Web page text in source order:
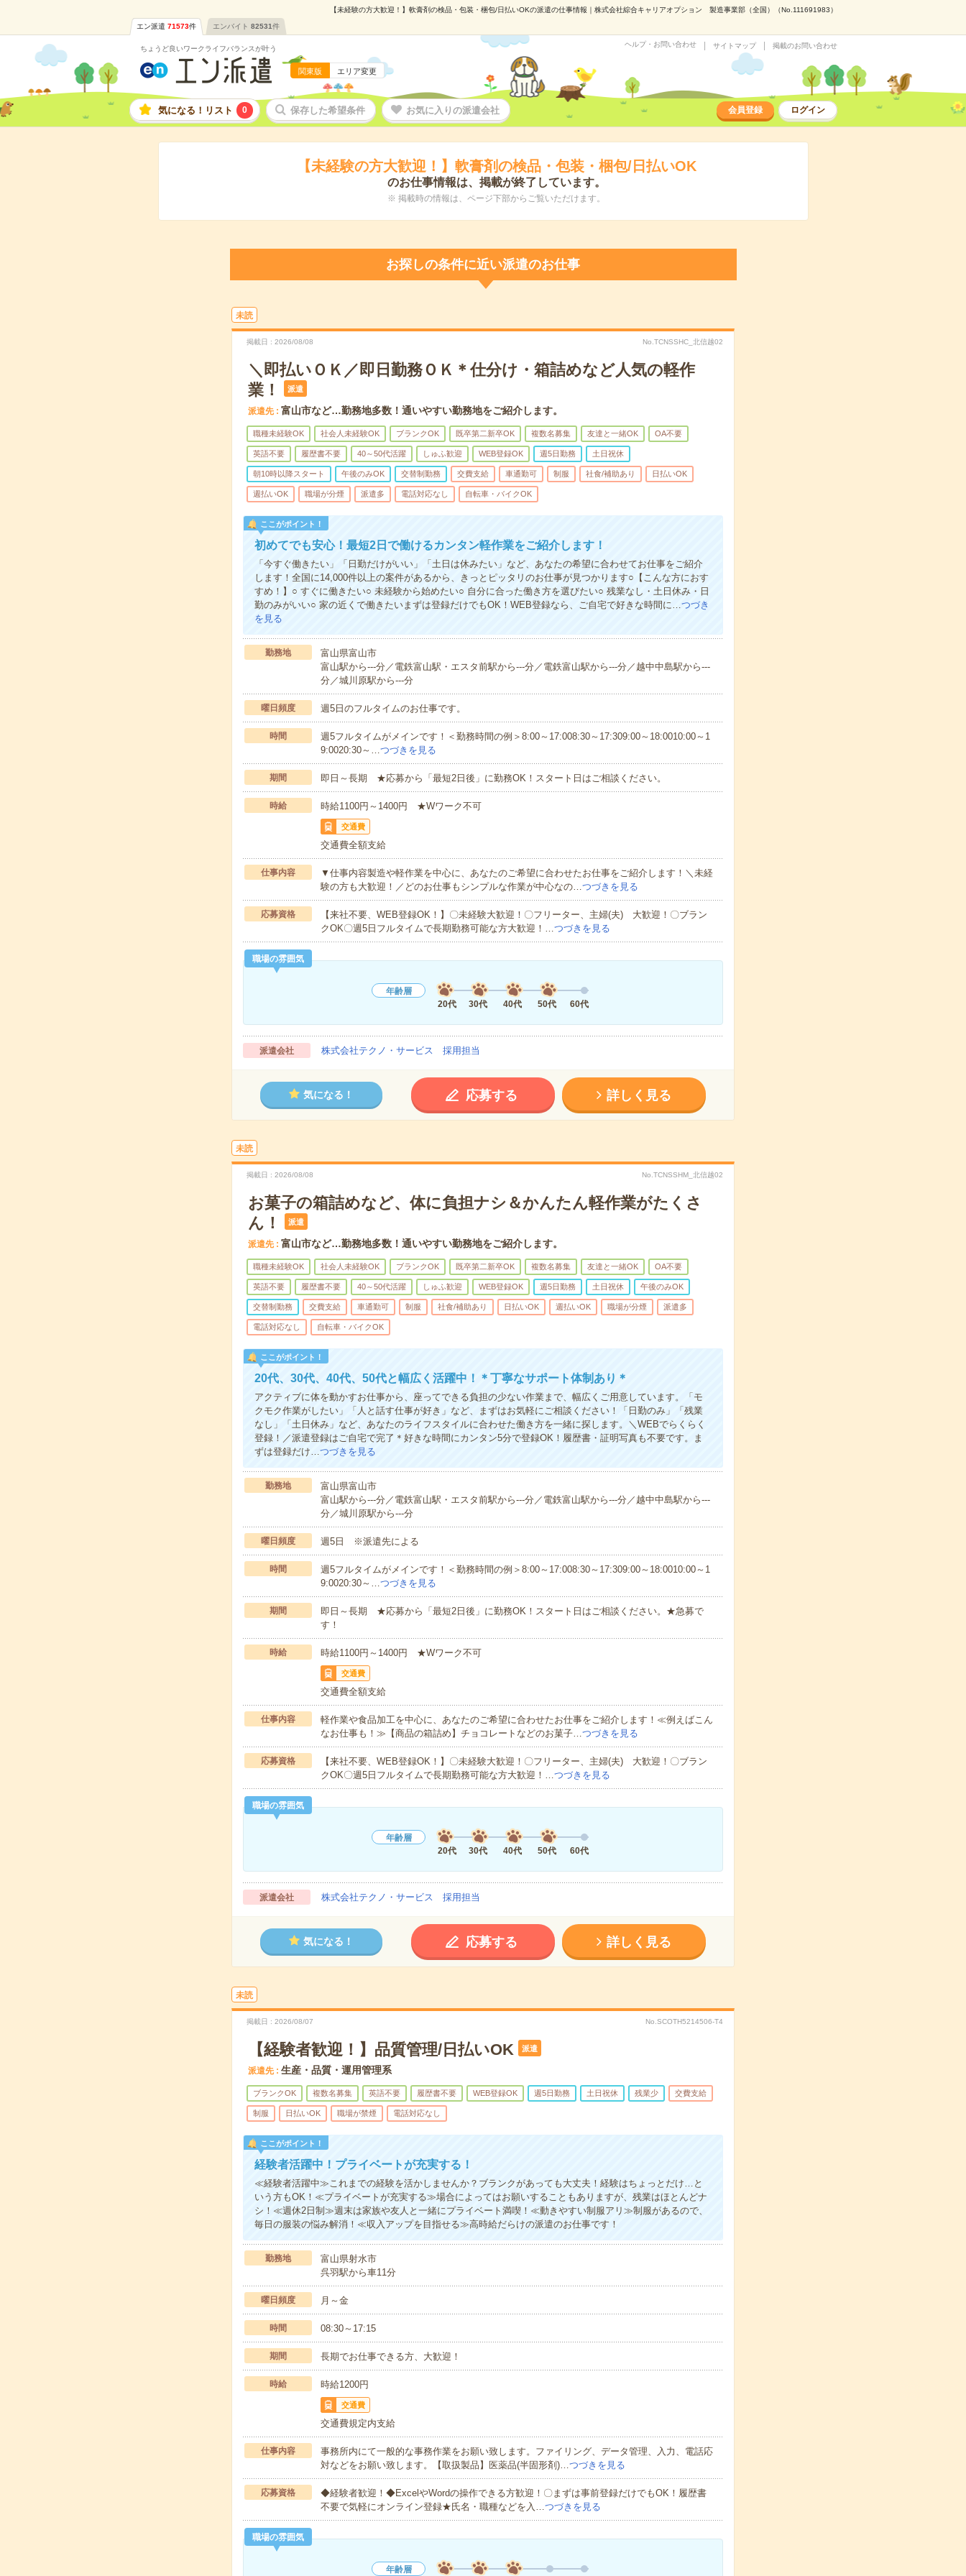
【未経験の方大歓迎！】軟膏剤の検品・包装・梱包/日払いOKの派遣の仕事情報｜株式会社綜合キャリアオプション 製造事業部（全国）（No.111691983）
エン派遣 71573件 エンバイト 82531件
ちょうど良いワークライフバランスが叶う
関東版 エリア変更
ヘルプ・お問い合わせ サイトマップ 掲載のお問い合わせ
気になる！リスト 0 保存した希望条件 お気に入りの派遣会社 会員登録 ログイン
【未経験の方大歓迎！】軟膏剤の検品・包装・梱包/日払いOK
のお仕事情報は、掲載が終了しています。
※ 掲載時の情報は、ページ下部からご覧いただけます。
お探しの条件に近い派遣のお仕事
未読
掲載日 2026/08/08 No.TCNSSHC_北信越02
＼即払いＯＫ／即日勤務ＯＫ＊仕分け・箱詰めなど人気の軽作
業！
派遣
派遣先 富山市など…勤務地多数！通いやすい勤務地をご紹介します。
職種未経験OK 社会人未経験OK ブランクOK 既卒第二新卒OK 複数名募集 友達と一緒OK OA不要
英語不要 履歴書不要 40～50代活躍 しゅふ歓迎 WEB登録OK 週5日勤務 土日祝休
朝10時以降スタート 午後のみOK 交替制勤務 交費支給 車通勤可 制服 社食/補助あり 日払いOK
週払いOK 職場が分煙 派遣多 電話対応なし 自転車・バイクOK
ここがポイント！
初めてでも安心！最短2日で働けるカンタン軽作業をご紹介します！
「今すぐ働きたい」「日勤だけがいい」「土日は休みたい」など、あなたの希望に合わせてお仕事をご紹介
します！全国に14,000件以上の案件があるから、きっとピッタリのお仕事が見つかります○【こんな方におす
すめ！】○ すぐに働きたい○ 未経験から始めたい○ 自分に合った働き方を選びたい○ 残業なし・土日休み・日
勤のみがいい○ 家の近くで働きたいまずは登録だけでもOK！WEB登録なら、ご自宅で好きな時間に…つづき
を見る
勤務地
富山県富山市
富山駅から---分／電鉄富山駅・エスタ前駅から---分／電鉄富山駅から---分／越中中島駅から---
分／城川原駅から---分
曜日頻度 週5日のフルタイムのお仕事です。
時間
週5フルタイムがメインです！＜勤務時間の例＞8:00～17:008:30～17:309:00～18:0010:00～1
9:0020:30～…つづきを見る
期間 即日～長期 ★応募から「最短2日後」に勤務OK！スタート日はご相談ください。
時給 時給1100円～1400円 ★Wワーク不可
交通費
交通費全額支給
仕事内容
▼仕事内容製造や軽作業を中心に、あなたのご希望に合わせたお仕事をご紹介します！＼未経
験の方も大歓迎！／どのお仕事もシンプルな作業が中心なの…つづきを見る
応募資格
【来社不要、WEB登録OK！】〇未経験大歓迎！〇フリーター、主婦(夫) 大歓迎！〇ブラン
クOK〇週5日フルタイムで長期勤務可能な方大歓迎！…つづきを見る
職場の雰囲気
年齢層
20代
30代 40代 50代 60代
派遣会社 株式会社テクノ・サービス 採用担当
気になる！ 応募する 詳しく見る
未読
掲載日 2026/08/08 No.TCNSSHM_北信越02
お菓子の箱詰めなど、体に負担ナシ＆かんたん軽作業がたくさ
ん！
派遣
派遣先 富山市など…勤務地多数！通いやすい勤務地をご紹介します。
職種未経験OK 社会人未経験OK ブランクOK 既卒第二新卒OK 複数名募集 友達と一緒OK OA不要
英語不要 履歴書不要 40～50代活躍 しゅふ歓迎 WEB登録OK 週5日勤務 土日祝休 午後のみOK
交替制勤務 交費支給 車通勤可 制服 社食/補助あり 日払いOK 週払いOK 職場が分煙 派遣多
電話対応なし 自転車・バイクOK
ここがポイント！
20代、30代、40代、50代と幅広く活躍中！＊丁寧なサポート体制あり＊
アクティブに体を動かすお仕事から、座ってできる負担の少ない作業まで、幅広くご用意しています。「モ
クモク作業がしたい」「人と話す仕事が好き」など、まずはお気軽にご相談ください！「日勤のみ」「残業
なし」「土日休み」など、あなたのライフスタイルに合わせた働き方を一緒に探します。＼WEBでらくらく
登録！／派遣登録はご自宅で完了＊好きな時間にカンタン5分で登録OK！履歴書・証明写真も不要です。ま
ずは登録だけ…つづきを見る
勤務地
富山県富山市
富山駅から---分／電鉄富山駅・エスタ前駅から---分／電鉄富山駅から---分／越中中島駅から---
分／城川原駅から---分
曜日頻度 週5日 ※派遣先による
時間
週5フルタイムがメインです！＜勤務時間の例＞8:00～17:008:30～17:309:00～18:0010:00～1
9:0020:30～…つづきを見る
期間
即日～長期 ★応募から「最短2日後」に勤務OK！スタート日はご相談ください。★急募で
す！
時給 時給1100円～1400円 ★Wワーク不可
交通費
交通費全額支給
仕事内容
軽作業や食品加工を中心に、あなたのご希望に合わせたお仕事をご紹介します！≪例えばこん
なお仕事も！≫【商品の箱詰め】チョコレートなどのお菓子…つづきを見る
応募資格
【来社不要、WEB登録OK！】〇未経験大歓迎！〇フリーター、主婦(夫) 大歓迎！〇ブラン
クOK〇週5日フルタイムで長期勤務可能な方大歓迎！…つづきを見る
職場の雰囲気
年齢層
20代
30代 40代 50代 60代
派遣会社 株式会社テクノ・サービス 採用担当
気になる！ 応募する 詳しく見る
未読
掲載日 2026/08/07 No.SCOTH5214506-T4
【経験者歓迎！】品質管理/日払いOK 派遣
派遣先 生産・品質・運用管理系
ブランクOK 複数名募集 英語不要 履歴書不要 WEB登録OK 週5日勤務 土日祝休 残業少 交費支給
制服 日払いOK 職場が禁煙 電話対応なし
ここがポイント！
経験者活躍中！プライベートが充実する！
≪経験者活躍中≫これまでの経験を活かしませんか？ブランクがあっても大丈夫！経験はちょっとだけ…と
いう方もOK！≪プライベートが充実する≫場合によってはお願いすることもありますが、残業はほとんどナ
シ！≪週休2日制≫週末は家族や友人と一緒にプライベート満喫！≪動きやすい制服アリ≫制服があるので、
毎日の服装の悩み解消！≪収入アップを目指せる≫高時給だらけの派遣のお仕事です！
勤務地
富山県射水市
呉羽駅から車11分
曜日頻度 月～金
時間 08:30～17:15
期間 長期でお仕事できる方、大歓迎！
時給 時給1200円
交通費
交通費規定内支給
仕事内容
事務所内にて一般的な事務作業をお願い致します。ファイリング、データ管理、入力、電話応
対などをお願い致します。【取扱製品】医薬品(半固形剤)…つづきを見る
応募資格
◆経験者歓迎！◆ExcelやWordの操作できる方歓迎！〇まずは事前登録だけでもOK！履歴書
不要で気軽にオンライン登録★氏名・職種などを入…つづきを見る
職場の雰囲気
年齢層